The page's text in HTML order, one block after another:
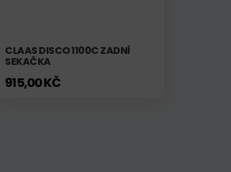
CLAAS DISCO 1100C ZADNÍ
SEKAČKA
915,00 KČ